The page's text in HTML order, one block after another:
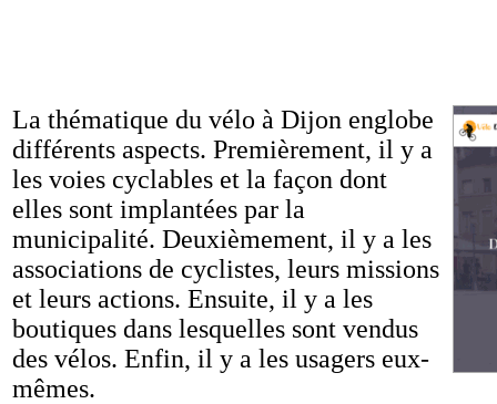
La thématique du vélo à Dijon englobe
différents aspects. Premièrement, il y a
les voies cyclables et la façon dont
elles sont implantées par la
municipalité. Deuxièmement, il y a les
associations de cyclistes, leurs missions
et leurs actions. Ensuite, il y a les
boutiques dans lesquelles sont vendus
des vélos. Enfin, il y a les usagers eux-
mêmes.